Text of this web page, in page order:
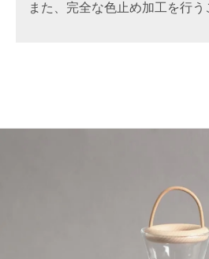
また、完全な色止め加工を行う